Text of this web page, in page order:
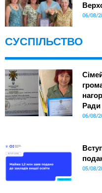
06/08/
СУСПІЛЬСТВО
Ради
06/08/
05/08/